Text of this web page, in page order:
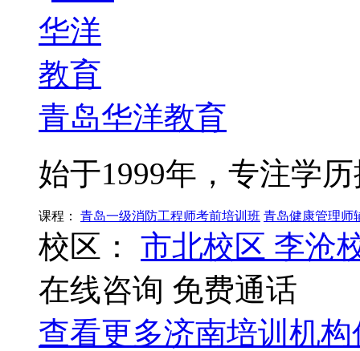
青岛华洋教育
始于1999年，专注学
课程： 青岛一级消防工程师考前培训班 青岛健康管理师
校区： 市北校区 李沧
在线咨询 免费通话
查看更多济南培训机构